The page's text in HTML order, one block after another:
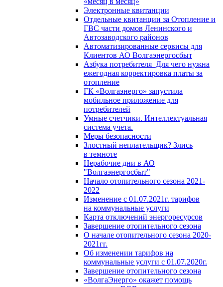
Электронные квитанции
Отдельные квитанции за Отопление и
ГВС части домов Ленинского и
Автозаводского районов
Автоматизированные сервисы для
Клиентов АО Волгаэнергосбыт
Азбука потребителя_Для чего нужна
ежегодная корректировка платы за
отопление
ГК «Волгаэнерго» запустила
мобильное приложение для
потребителей
Умные счетчики. Интеллектуальная
система учета.
Меры безопасности
Злостный неплательщик? Злись
в темноте
Нерабочие дни в АО
"Волгаэнергосбыт"
Начало отопительного сезона 2021-
2022
Изменение с 01.07.2021г. тарифов
на коммунальные услуги
Карта отключений энергоресурсов
Завершение отопительного сезона
О начале отопительного сезона 2020-
2021гг.
Об изменении тарифов на
коммунальные услуги с 01.07.2020г.
Завершение отопительного сезона
«ВолгаЭнерго» окажет помощь